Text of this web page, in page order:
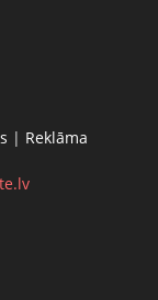
| Reklāma